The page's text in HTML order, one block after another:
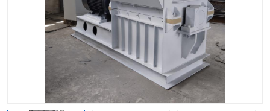
滚筒筛 滚筒筛分机